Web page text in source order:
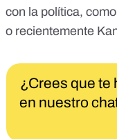
con la política, como
o recientemente
¿Crees que te
en nuestro